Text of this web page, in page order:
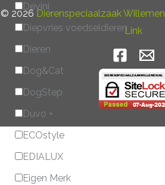
Devini
Diepvries voedseldieren
Dieren
Dog&Cat
DogStep
Duvo +
ECOstyle
EDIALUX
Eigen Merk
© 2026 Dierenspeciaalzaak Willemen
Link